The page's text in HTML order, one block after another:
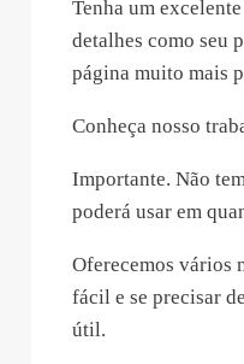
Tenha um
detalhes como seu
página muito mais
Conheça nosso
Importante. Não
poderá usar em
Oferecemos vários
fácil e se precisar
útil.